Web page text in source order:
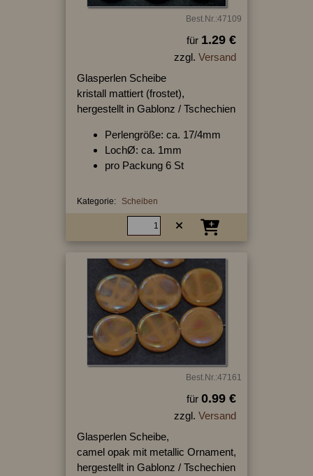
Best.Nr.:47109
für 1.29 €
zzgl. Versand
Glasperlen Scheibe
kristall mattiert (frostet),
hergestellt in Gablonz / Tschechien
Perlengröße: ca. 17/4mm
LochØ: ca. 1mm
pro Packung 6 St
Kategorie: Scheiben
Best.Nr.:47161
für 0.99 €
zzgl. Versand
Glasperlen Scheibe,
camel opak mit metallic Ornament,
hergestellt in Gablonz / Tschechien